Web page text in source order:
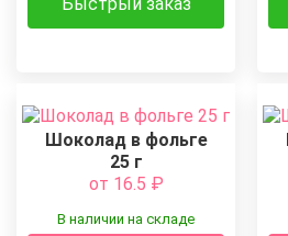
Шоколад в фольге
25 г
от 16.5 ₽
В наличии на складе